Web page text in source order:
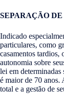
SEPARAÇÃO DE
Indicado
particulares, como
casamentos tardios,
autonomia sobre
lei em
é maior de 70 anos.
total e a gestão de